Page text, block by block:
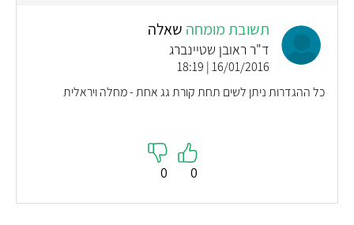
תשובת מומחה שאלה
ד"ר ראובן שטיינברג
16/01/2016 | 18:19
כל ההגדרות ניתן לשים תחת קורת גג אחת - מחלה ויראלית
0
0